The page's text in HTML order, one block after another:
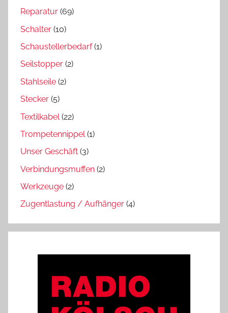
Reparatur (69)
Schalter (10)
Schaustellerbedarf(1)
Seilstopper (2)
Stahlseile (2)
Stecker (5)
Textilkabel (22)
Trompetennippel(1)
Unser Geschäft (3)
Verbindungsmuffen (2)
Werkzeuge (2)
Zugentlastung / Aufhänger (4)